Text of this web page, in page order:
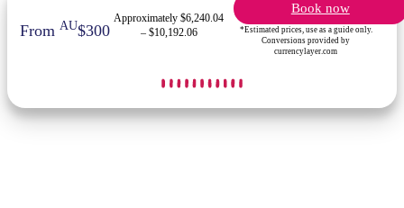
From AU$300
Approximately $6,240.04
– $10,192.06
Book now
*Estimated prices, use as a guide only.
Conversions provided by
currencylayer.com